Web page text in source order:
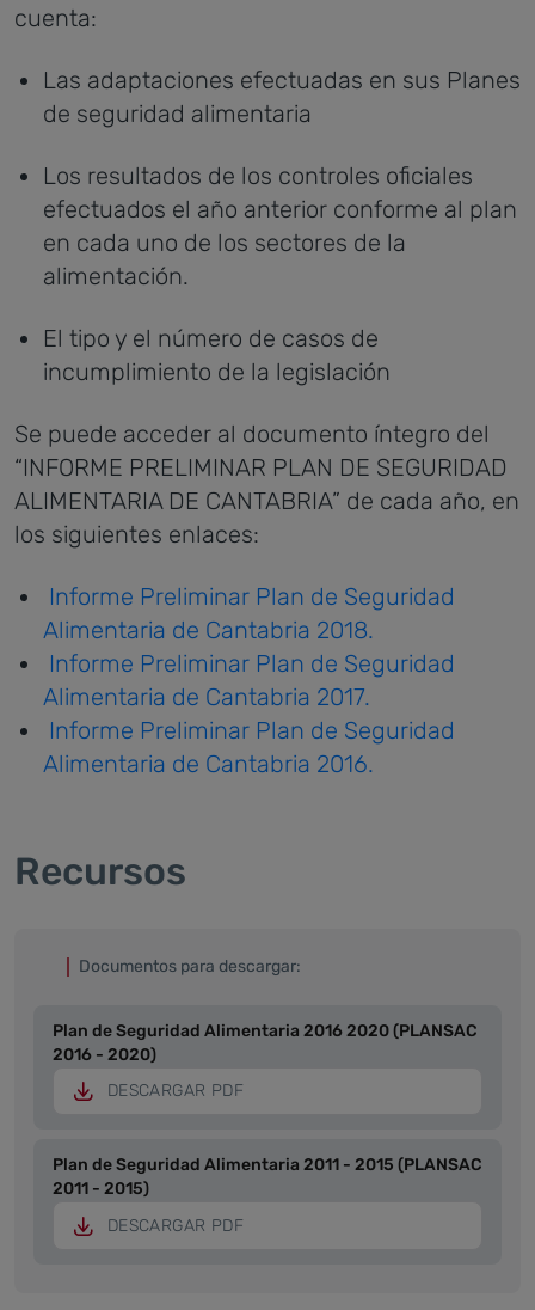
cuenta:
Las adaptaciones efectuadas en sus Planes
de seguridad alimentaria
Los resultados de los controles oficiales
efectuados el año anterior conforme al plan
en cada uno de los sectores de la
alimentación.
El tipo y el número de casos de
incumplimiento de la legislación
Se puede acceder al documento íntegro del
“INFORME PRELIMINAR PLAN DE SEGURIDAD
ALIMENTARIA DE CANTABRIA” de cada año, en
los siguientes enlaces:
Informe Preliminar Plan de Seguridad
Alimentaria de Cantabria 2018.
Informe Preliminar Plan de Seguridad
Alimentaria de Cantabria 2017.
Informe Preliminar Plan de Seguridad
Alimentaria de Cantabria 2016.
Recursos
Documentos para descargar:
Plan de Seguridad Alimentaria 2016 2020 (PLANSAC
2016 - 2020)
DESCARGAR PDF
Plan de Seguridad Alimentaria 2011 - 2015 (PLANSAC
2011 - 2015)
DESCARGAR PDF